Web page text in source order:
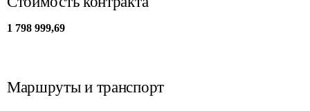
1 798 999,69
Маршруты и транспорт